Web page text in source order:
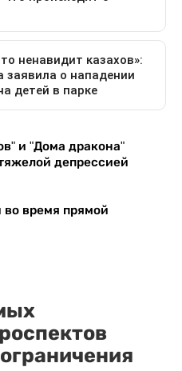
и "Дома дракона"
депрессией
во время прямой